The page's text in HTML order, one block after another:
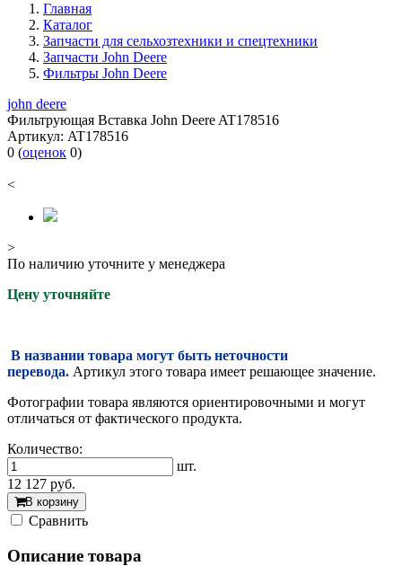
Главная
Каталог
Запчасти для сельхозтехники и спецтехники
Запчасти John Deere
Фильтры John Deere
john deere
Фильтрующая Вставка John Deere AT178516
Артикул: AT178516
0 (оценок 0)
<
>
По наличию уточните у менеджера
Цену уточняйте
В названии товара могут быть неточности
перевода. Артикул этого товара имеет решающее значение.
Фотографии товара являются ориентировочными и могут
отличаться от фактического продукта.
Количество:
шт.
12 127 руб.
В корзину
Cравнить
Описание товара